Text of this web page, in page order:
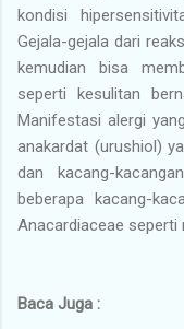
kondisi
Gejala-gejala dari
kemudian bisa
seperti kesulitan
Manifestasi alergi
anakardat (urushiol)
dan kacang-
beberapa kacang-
Anacardiaceae seperti
Baca Juga :